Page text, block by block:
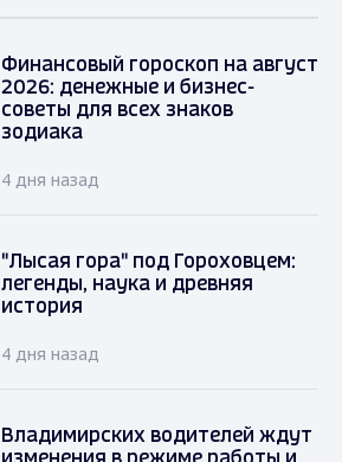
Финансовый гороскоп на август
2026: денежные и бизнес-
советы для всех знаков
зодиака
4 дня назад
"Лысая гора" под Гороховцем:
легенды, наука и древняя
история
4 дня назад
Владимирских водителей ждут